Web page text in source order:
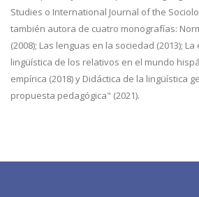
Studies o International Journal of the
también autora de cuatro monografías:
(2008); Las lenguas en la sociedad (2013);
lingüística de los relativos en el mundo
empírica (2018) y Didáctica de la lingüística
propuesta pedagógica" (2021).